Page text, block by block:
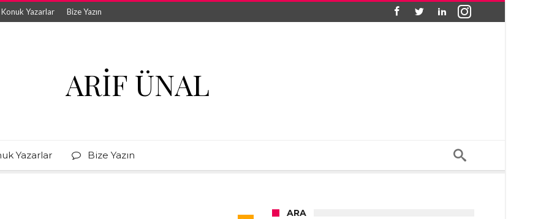
Konuk Yazarlar Bize Yazın
ARIF ÜNAL
Yazarlar Bize Yazın
ARA